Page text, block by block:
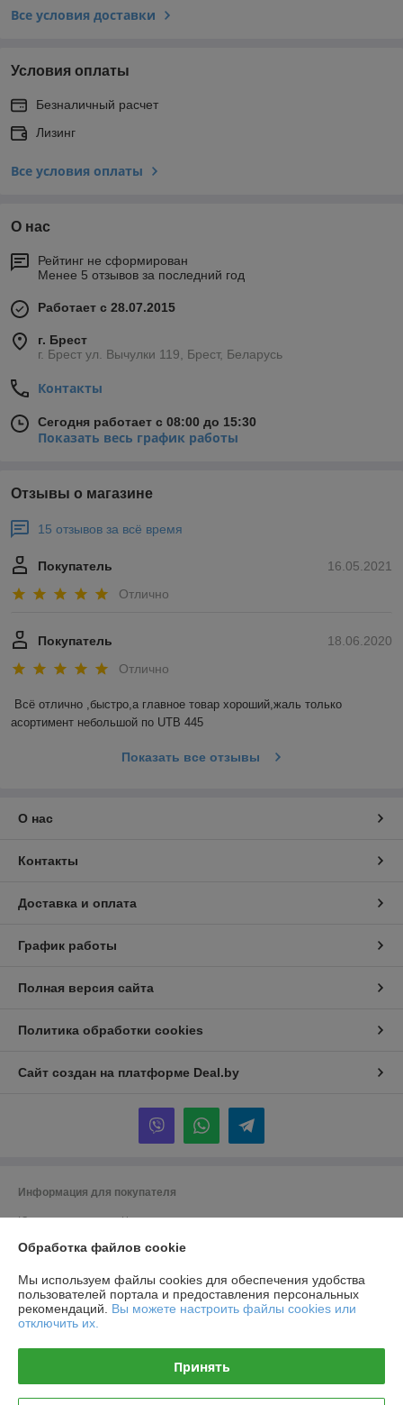
Все условия доставки
Условия оплаты
Безналичный расчет
Лизинг
Все условия оплаты
О нас
Рейтинг не сформирован
Менее 5 отзывов за последний год
Работает с 28.07.2015
г. Брест
г. Брест ул. Вычулки 119, Брест, Беларусь
Контакты
Сегодня работает с 08:00 до 15:30
Показать весь график работы
Отзывы о магазине
15 отзывов за всё время
16.05.2021
Покупатель
Отлично
18.06.2020
Покупатель
Отлично
Всё отлично ,быстро,а главное товар хороший,жаль только
асортимент небольшой по UTB 445
Показать все отзывы
О нас
Контакты
Доставка и оплата
График работы
Полная версия сайта
Политика обработки cookies
Сайт создан на платформе Deal.by
Информация для покупателя
Юридическое лицо:Частное производственно-торговое унитарное
г. Брест ул. Вычулки 113
Регистрационный номер ЕГР: 291348590
УНП: 291348590
Дата регистрации компании: 19.11.2014
Обработка файлов cookie
Мы используем файлы cookies для обеспечения удобства
пользователей портала и предоставления персональных
рекомендаций. Вы можете настроить файлы cookies или
отключить их.
Принять